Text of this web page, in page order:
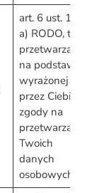
art. 6 ust. 1 lit.
a) RODO, tj.
przetwarzanie
na podstawie
wyrażonej
przez Ciebie
zgody na
przetwarzanie
Twoich
danych
osobowych